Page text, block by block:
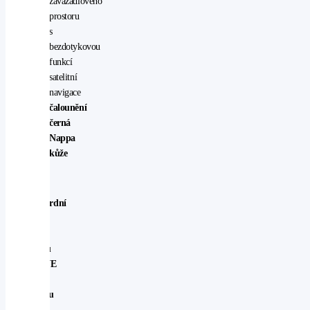
prostoru
s
bezdotykovou
funkcí
satelitní
navigace
čalounění
černá
Nappa
kůže
Standardní
modelu
ACTIVE
Švédsku